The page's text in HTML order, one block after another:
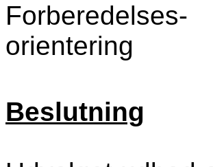
orientering
Beslutning